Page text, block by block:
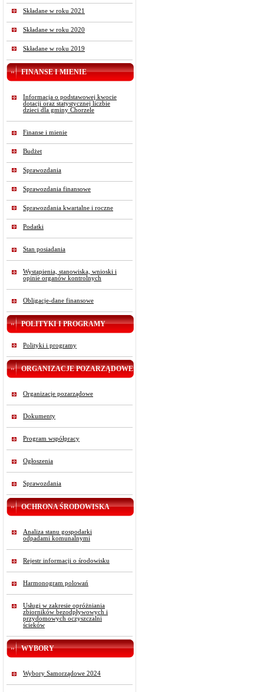
Składane w roku 2021
Składane w roku 2020
Składane w roku 2019
FINANSE I MIENIE
Informacja o podstawowej kwocie
dotacji oraz statystycznej liczbie
dzieci dla gminy Chorzele
Finanse i mienie
Budżet
Sprawozdania
Sprawozdania finansowe
Sprawozdania kwartalne i roczne
Podatki
Stan posiadania
Wystąpienia, stanowiska, wnioski i
opinie organów kontrolnych
Obligacje-dane finansowe
POLITYKI I PROGRAMY
Polityki i programy
ORGANIZACJE POZARZĄDOWE
Organizacje pozarządowe
Dokumenty
Program współpracy
Ogłoszenia
Sprawozdania
OCHRONA ŚRODOWISKA
Analiza stanu gospodarki
odpadami komunalnymi
Rejestr informacji o środowisku
Harmonogram polowań
Usługi w zakresie opróżniania
zbiorników bezodpływowych i
przydomowych oczyszczalni
ścieków
WYBORY
Wybory Samorządowe 2024